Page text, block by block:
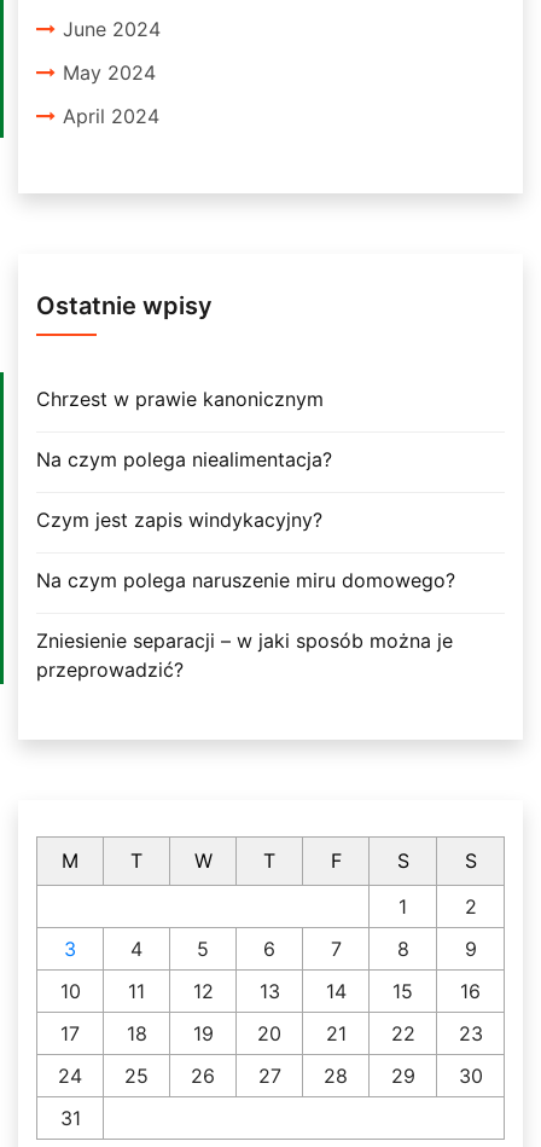
June 2024
May 2024
April 2024
Ostatnie wpisy
Chrzest w prawie kanonicznym
Na czym polega niealimentacja?
Czym jest zapis windykacyjny?
Na czym polega naruszenie miru domowego?
Zniesienie separacji – w jaki sposób można je
przeprowadzić?
M T W T F S
S
1
2
3
4 5 6 7 8
9
10
11 12 13 14 15
16
17
18 19 20 21 22
23
24
25 26 27 28 29
30
31